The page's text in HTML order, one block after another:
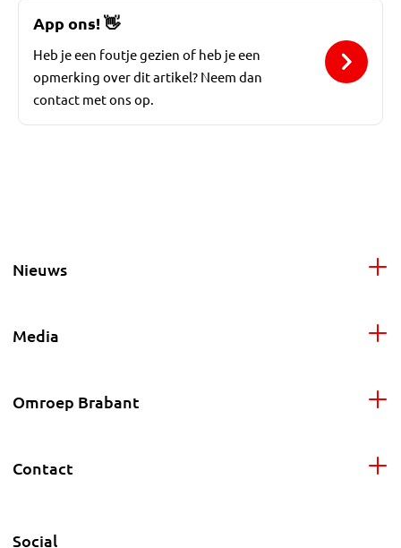
App ons!👋
Heb je een foutje gezien of heb je een
opmerking over dit artikel? Neem dan
contact met ons op.
Nieuws
Media
Omroep Brabant
Contact
Social